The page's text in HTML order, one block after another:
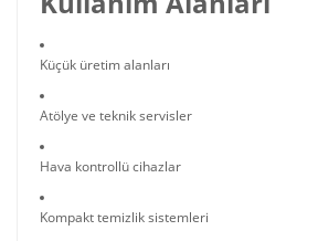
Küçük üretim alanları
Atölye ve teknik servisler
Hava kontrollü cihazlar
Kompakt temizlik sistemleri